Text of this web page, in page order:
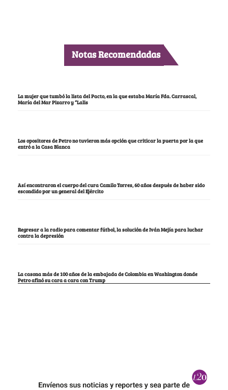
Notas Recomendadas
La mujer que tumbó la lista del Pacto, en la que estaba María Fda. Carrascal,
María del Mar Pizarro y “Lalis
Los opositores de Petro no tuvieron más opción que criticar la puerta por la que
entró a la Casa Blanca
Así encontraron el cuerpo del cura Camilo Torres, 60 años después de haber sido
escondido por un general del Ejército
Regresar a la radio para comentar fútbol, la solución de Iván Mejía para luchar
contra la depresión
La casona más de 100 años de la embajada de Colombia en Washington donde
Petro afinó su cara a cara con Trump